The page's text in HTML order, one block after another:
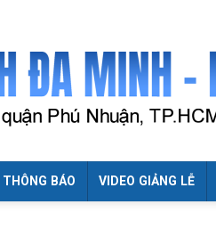
THÔNG BÁO VIDEO GIẢNG LỄ